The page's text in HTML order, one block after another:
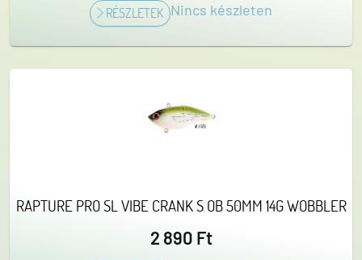
RÉSZLETEK Nincs készleten
RAPTURE PRO SL VIBE CRANK S OB 50MM 14G WOBBLER
2 890 Ft